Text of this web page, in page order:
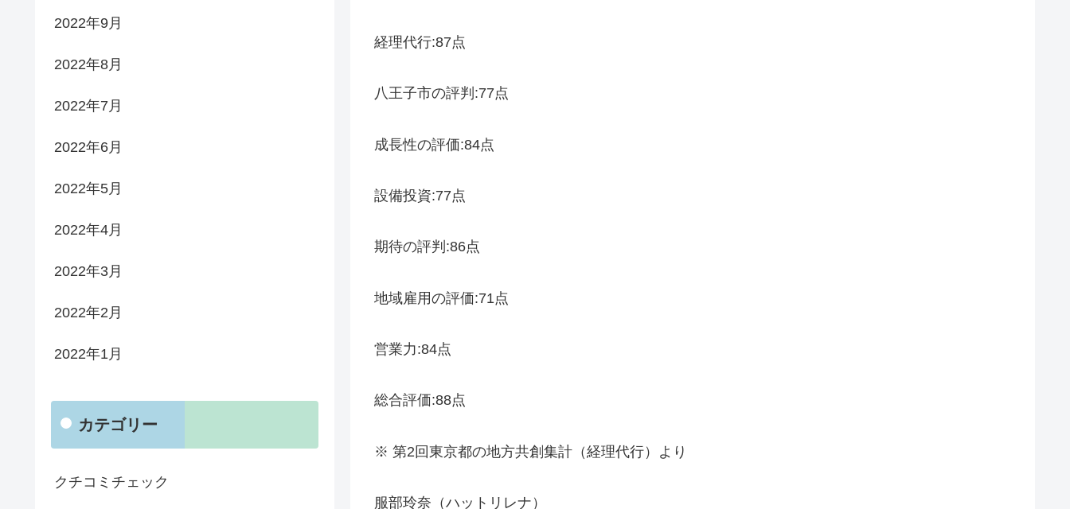
経理代行:87点
八王子市の評判:77点
成長性の評価:84点
設備投資:77点
期待の評判:86点
地域雇用の評価:71点
営業力:84点
総合評価:88点
※ 第2回東京都の地方共創集計（経理代行）より
服部玲奈（ハットリレナ）
2022年9月
2022年8月
2022年7月
2022年6月
2022年5月
2022年4月
2022年3月
2022年2月
2022年1月
カテゴリー
クチコミチェック